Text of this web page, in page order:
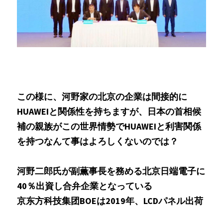
この様に、河野家の北京の企業は間接的に
HUAWEIと関係性を持ちますが、日本の首相候
補の親族がこの世界情勢でHUAWEIと利害関係
を持つなんて事はよろしくないのでは？
河野二郎氏が副薫事長を務める北京日端電子に
40％出資し合弁企業となっている
京东方科技集团BOEは2019年、LCDパネル出荷